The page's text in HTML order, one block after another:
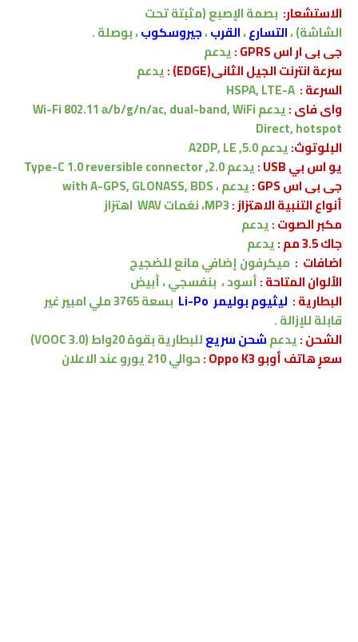
الاستشعار: بصمة الإصبع(مثبتة تحت
الشاشة)،التسارع،القرب،جيروسكوب، بوصلة .
جى بى ار اس GPRS :
يدعم
سرعة انترنت الجيل الثانى(EDGE) :
يدعم
السرعة : HSPA, LTE-A
واى فاى :
يدعم Wi-Fi 802.11 а/b/g/n/ac, dual-band, WiFi
Direct, hotspot
البلوتوث:يدعم5.0, A2DP, LE
يو اس بي USB :
يدعم2.0, Type-C 1.0 reversible connector
جى بى اس GPS :
يدعم ،with A-GPS, GLONASS, BDS
أنواع التنبية الاهتزاز :
اهتزاز
مكبر الصوت :يدعم
جاك 3.5 مم :
يدعم
اضافات : ميكرفون إضافي مانع للضجيج
الألوان المتاحة :أسود ، بنفسجي ، أبيض
البطارية: ليثيوم بوليمر Li-Po بسعة3765ملي امبيرغير
قابلة للإزالة .
الشحن:يدعمشحن سريعللبطاريةبقوة 20واط (VOOC 3.0)
سعرٍ هاتف أوبو Oppo K3 :
حوالي 210 يورو عند الاعلان